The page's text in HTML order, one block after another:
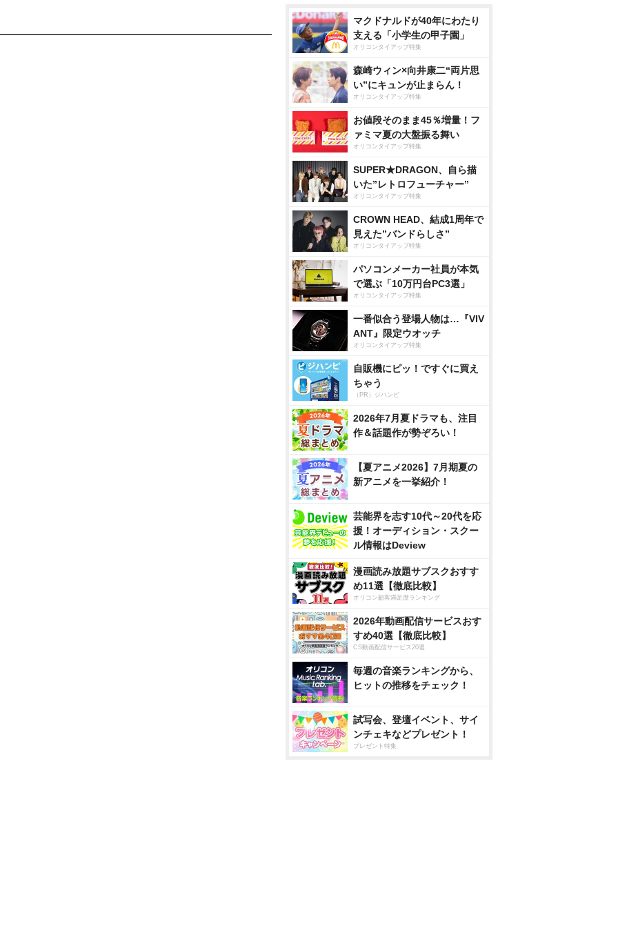
マクドナルドが40年にわたり
支える「小学生の甲子園」
オリコンタイアップ特集
森崎ウィン×向井康二“両片思
い”にキュンが止まらん！
オリコンタイアップ特集
お値段そのまま45％増量！フ
ァミマ夏の大盤振る舞い
オリコンタイアップ特集
SUPER★DRAGON、自ら描
いた”レトロフューチャー”
オリコンタイアップ特集
CROWN HEAD、結成1周年で
見えた”バンドらしさ”
オリコンタイアップ特集
パソコンメーカー社員が本気
で選ぶ「10万円台PC3選」
オリコンタイアップ特集
一番似合う登場人物は…『VIV
ANT』限定ウオッチ
オリコンタイアップ特集
自販機にピッ！ですぐに買え
ちゃう
（PR）ジハンピ
2026年7月夏ドラマも、注目
作＆話題作が勢ぞろい！
【夏アニメ2026】7月期夏の
新アニメを一挙紹介！
芸能界を志す10代～20代を応
援！オーディション・スクー
ル情報はDeview
漫画読み放題サブスクおすす
め11選【徹底比較】
オリコン顧客満足度ランキング
2026年動画配信サービスおす
すめ40選【徹底比較】
CS動画配信サービス20選
毎週の音楽ランキングから、
ヒットの推移をチェック！
試写会、登壇イベント、サイ
ンチェキなどプレゼント！
プレゼント特集